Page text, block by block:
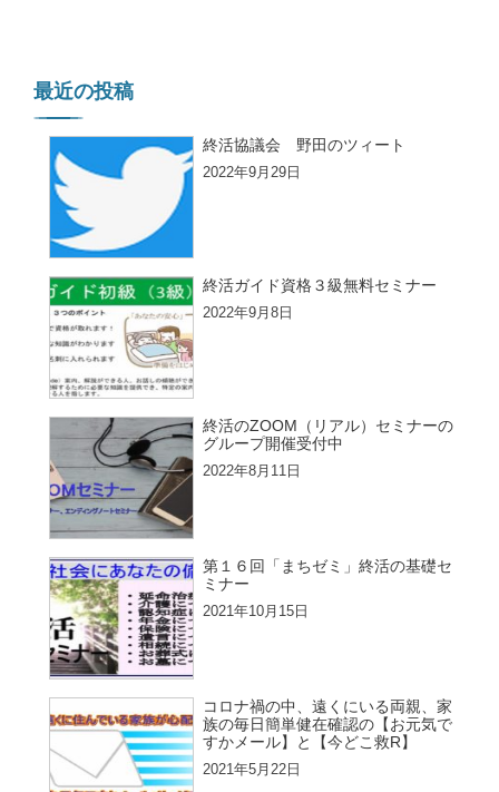
最近の投稿
終活協議会 野田のツィート
2022年9月29日
終活ガイド資格３級無料セミナー
2022年9月8日
終活のZOOM（リアル）セミナーの
グループ開催受付中
2022年8月11日
第１６回「まちゼミ」終活の基礎セ
ミナー
2021年10月15日
コロナ禍の中、遠くにいる両親、家
族の毎日簡単健在確認の【お元気で
すかメール】と【今どこ救R】
2021年5月22日